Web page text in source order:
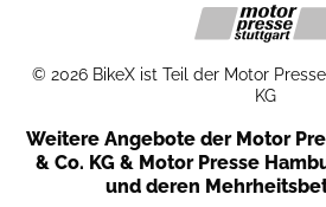
© 2026 BikeX ist Teil der Motor
KG
Weitere Angebote der Motor
& Co. KG & Motor Presse
und deren